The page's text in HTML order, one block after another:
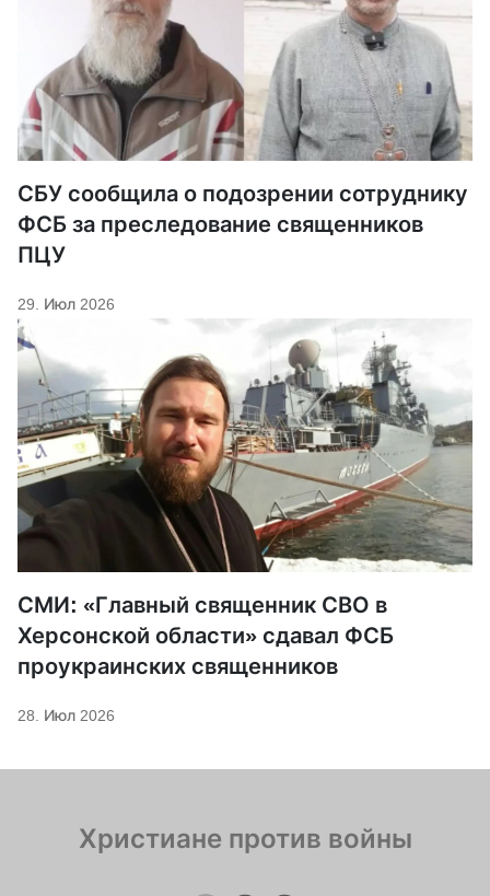
СБУ сообщила о подозрении сотруднику
ФСБ за преследование священников
ПЦУ
29. Июл 2026
СМИ: «Главный священник СВО в
Херсонской области» сдавал ФСБ
проукраинских священников
28. Июл 2026
Христиане против войны